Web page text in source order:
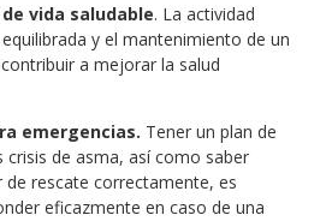
vida saludable. La actividad
y el mantenimiento de un
a mejorar la salud
emergencias. Tener un plan de
crisis de asma, así como saber
rescate correctamente, es
eficazmente en caso de una